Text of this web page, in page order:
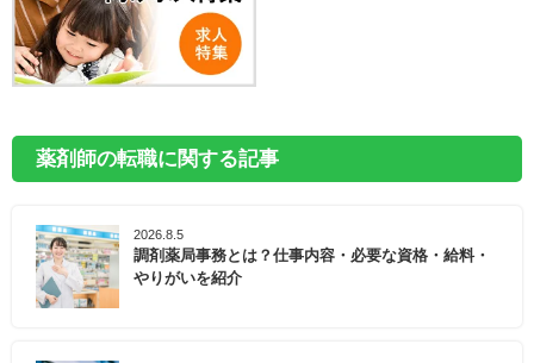
薬剤師の転職に関する記事
2026.8.5
調剤薬局事務とは？仕事内容・必要な資格・給料・
やりがいを紹介